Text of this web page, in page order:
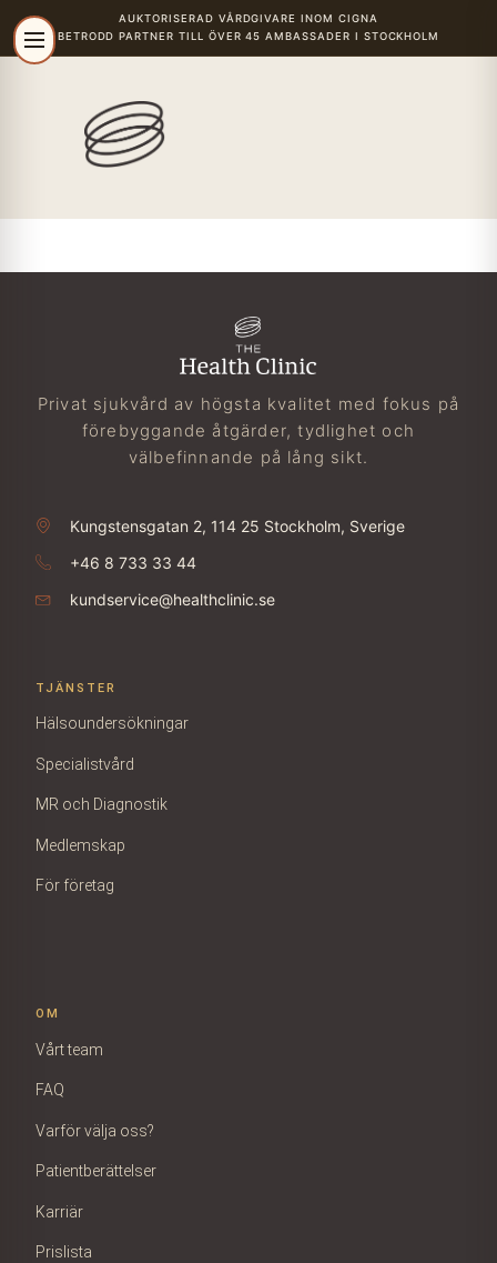
AUKTORISERAD VÅRDGIVAREINOM CIGNA
BETRODD PARTNER TILL ÖVER 45 AMBASSADER I STOCKHOLM
Privat sjukvård av högsta kvalitet med fokus på
förebyggande åtgärder, tydlighet och
välbefinnande på lång sikt.
Kungstensgatan 2, 114 25 Stockholm, Sverige
+46 8 733 33 44
kundservice@healthclinic.se
TJÄNSTER
Hälsoundersökningar
Specialistvård
MR och Diagnostik
Medlemskap
För företag
OM
Vårt team
FAQ
Varför välja oss?
Patientberättelser
Karriär
Prislista